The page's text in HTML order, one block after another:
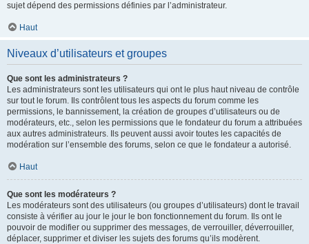
sujet dépend des permissions définies par l’administrateur.
Haut
Niveaux d’utilisateurs et groupes
Que sont les administrateurs ?
Les administrateurs sont les utilisateurs qui ont le plus haut niveau de contrôle
sur tout le forum. Ils contrôlent tous les aspects du forum comme les
permissions, le bannissement, la création de groupes d’utilisateurs ou de
modérateurs, etc., selon les permissions que le fondateur du forum a attribuées
aux autres administrateurs. Ils peuvent aussi avoir toutes les capacités de
modération sur l’ensemble des forums, selon ce que le fondateur a autorisé.
Haut
Que sont les modérateurs ?
Les modérateurs sont des utilisateurs (ou groupes d’utilisateurs) dont le travail
consiste à vérifier au jour le jour le bon fonctionnement du forum. Ils ont le
pouvoir de modifier ou supprimer des messages, de verrouiller, déverrouiller,
déplacer, supprimer et diviser les sujets des forums qu’ils modèrent.